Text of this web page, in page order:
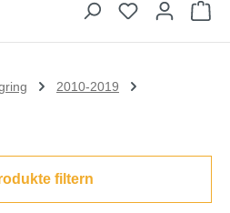
2010-2019
filtern